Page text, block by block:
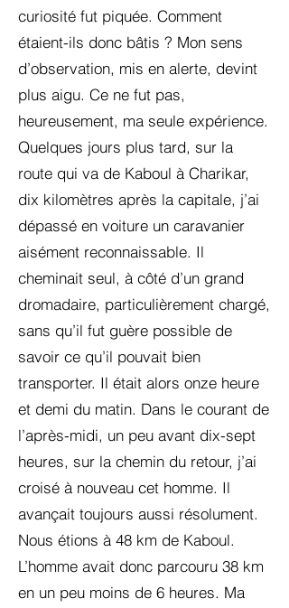
curiosité fut piquée. Comment
étaient-ils donc bâtis ? Mon sens
d’observation, mis en alerte, devint
plus aigu. Ce ne fut pas,
heureusement, ma seule expérience.
Quelques jours plus tard, sur la
route qui va de Kaboul à Charikar,
dix kilomètres après la capitale, j’ai
dépassé en voiture un caravanier
aisément reconnaissable. Il
cheminait seul, à côté d’un grand
dromadaire, particulièrement chargé,
sans qu’il fut guère possible de
savoir ce qu’il pouvait bien
transporter. Il était alors onze heure
et demi du matin. Dans le courant de
l’après-midi, un peu avant dix-sept
heures, sur la chemin du retour, j’ai
croisé à nouveau cet homme. Il
avançait toujours aussi résolument.
Nous étions à 48 km de Kaboul.
L’homme avait donc parcouru 38 km
en un peu moins de 6 heures. Ma